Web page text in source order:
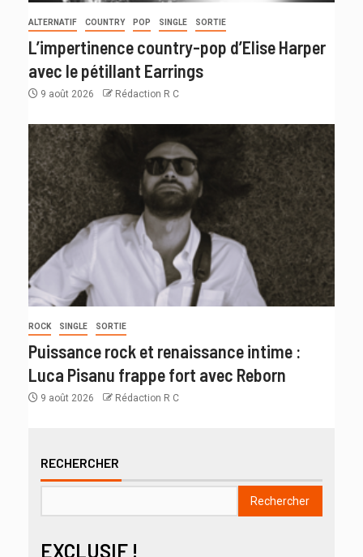
ALTERNATIF COUNTRY POP SINGLE SORTIE
L’impertinence country-pop d’Elise Harper
avec le pétillant Earrings
9 août 2026 Rédaction R C
ROCK SINGLE SORTIE
Puissance rock et renaissance intime :
Luca Pisanu frappe fort avec Reborn
9 août 2026 Rédaction R C
RECHERCHER
Rechercher
EXCLUSIF !